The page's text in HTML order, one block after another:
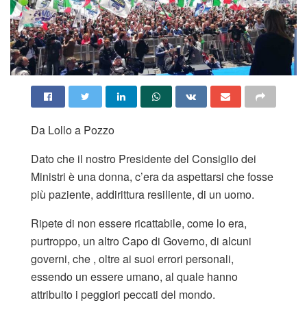
Da Lollo a Pozzo
Dato che il nostro Presidente del Consiglio dei
Ministri è una donna, c’era da aspettarsi che fosse
più paziente, addirittura resiliente, di un uomo.
Ripete di non essere ricattabile, come lo era,
purtroppo, un altro Capo di Governo, di alcuni
governi, che , oltre ai suoi errori personali,
essendo un essere umano, al quale hanno
attribuito i peggiori peccati del mondo.